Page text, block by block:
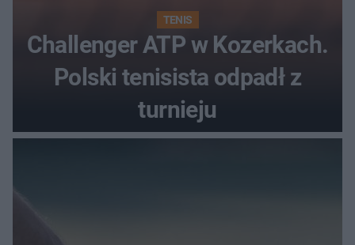
TENIS
Challenger ATP w Kozerkach.
Polski tenisista odpadł z
turnieju